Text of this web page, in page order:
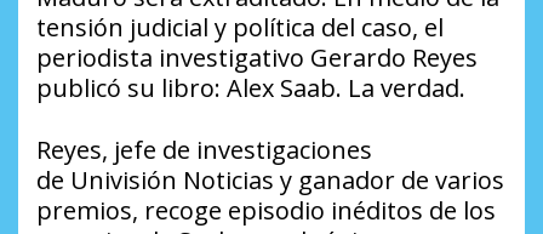
tensión judicial y política del caso, el
periodista investigativo Gerardo Reyes
publicó su libro: Alex Saab. La verdad.
Reyes, jefe de investigaciones
de Univisión Noticias y ganador de varios
premios, recoge episodio inéditos de los